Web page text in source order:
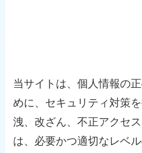
当サイトは、個人情報の
めに、セキュリティ対策
洩、改ざん、不正アクセ
は、必要かつ適切なレベ